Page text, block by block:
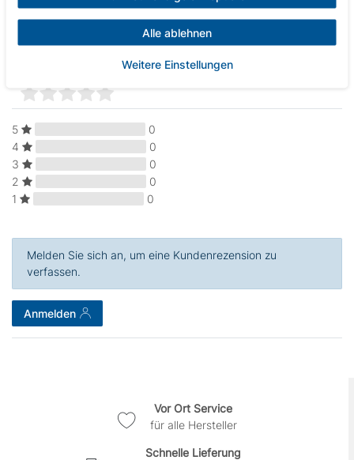
Kundenrezensionen(0)
5
0
4
0
3
0
2
0
1
0
Melden Sie sich an, um eine Kundenrezension zu
verfassen.
Anmelden
Vor Ort Service
für alle Hersteller
Schnelle Lieferung
Alle ablehnen
Weitere Einstellungen